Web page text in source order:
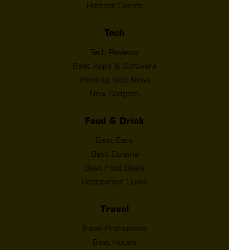
Hottest Games
Tech
Tech Reviews
Best Apps & Software
Trending Tech News
New Gadgets
Food & Drink
Best Eats
Best Cuisine
Best Food Deals
Restaurant Guide
Travel
Travel Promotions
Best Hotels